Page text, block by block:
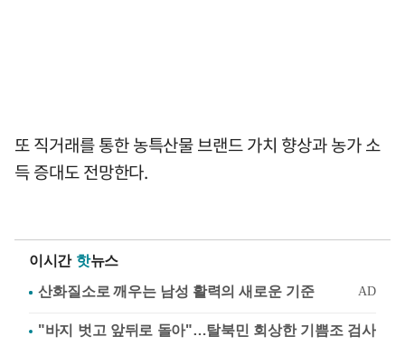
또 직거래를 통한 농특산물 브랜드 가치 향상과 농가 소
득 증대도 전망한다.
이시간 핫뉴스
"바지 벗고 앞뒤로 돌아"…탈북민 회상한 기쁨조 검사